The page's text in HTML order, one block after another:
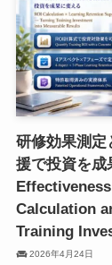
研修効果測
援で投資を
Calculation
Training
2026年4月24日